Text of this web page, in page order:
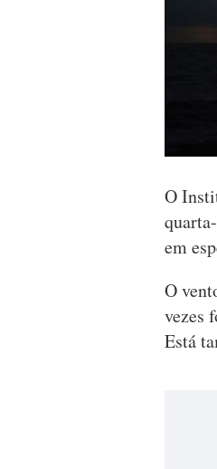
O
em
O
vezes
Está